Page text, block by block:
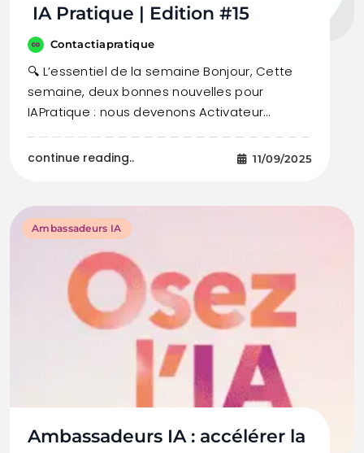
IA Pratique | Edition #15
Contactiapratique
🔍 L’essentiel de la semaine Bonjour, Cette
semaine, deux bonnes nouvelles pour
IAPratique : nous devenons Activateur…
continue reading.. 11/09/2025
Ambassadeurs IA
Ambassadeurs IA : accélérer la